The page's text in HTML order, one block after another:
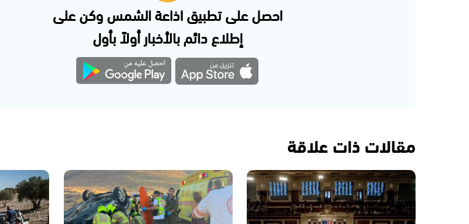
احصل على تطبيق اذاعة الشمس وكن على
إطلاع دائم بالأخبار أولاً بأول
مقالات ذات علاقة